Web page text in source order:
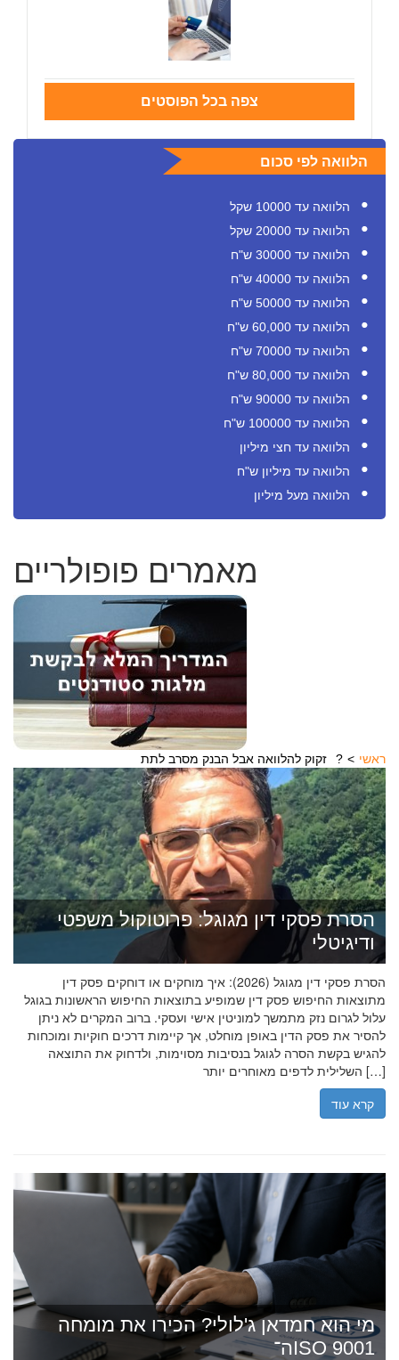
צפה בכל הפוסטים
הלוואה לפי סכום
הלוואה עד 10000 שקל
הלוואה עד 20000 שקל
הלוואה עד 30000 ש"ח
הלוואה עד 40000 ש"ח
הלוואה עד 50000 ש"ח
הלוואה עד 60,000 ש"ח
הלוואה עד 70000 ש"ח
הלוואה עד 80,000 ש"ח
הלוואה עד 90000 ש"ח
הלוואה עד 100000 ש"ח
הלוואה עד חצי מיליון
הלוואה עד מיליון ש"ח
הלוואה מעל מיליון
מאמרים פופולריים
ראשי זקוק להלוואה אבל הבנק מסרב לתת?
הסרת פסקי דין מגוגל: פרוטוקול משפטי
ודיגיטלי
הסרת פסקי דין מגוגל (2026): איך מוחקים או דוחקים פסק דין
מתוצאות החיפוש פסק דין שמופיע בתוצאות החיפוש הראשונות בגוגל
עלול לגרום נזק מתמשך למוניטין אישי ועסקי. ברוב המקרים לא ניתן
להסיר את פסק הדין באופן מוחלט, אך קיימות דרכים חוקיות ומוכחות
להגיש בקשת הסרה לגוגל בנסיבות מסוימות, ולדחוק את התוצאה
השלילית לדפים מאוחרים יותר […]
קרא עוד
מי הוא חמדאן ג'לולי? הכירו את מומחה
ה־ISO 9001